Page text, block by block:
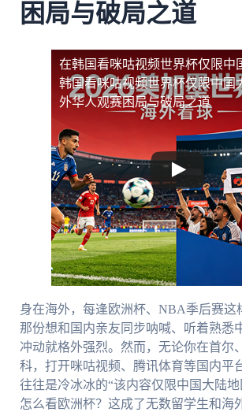
困局与破局之道
在韩国看咪咕视频世界杯仅限中
韩国看咪咕视频世界杯仅限中国
外华人观赛困局与破局之道
身在海外，每逢欧洲杯、NBA季后赛这
那份想和国内亲友同步呐喊、听着熟悉
冲动就格外强烈。然而，无论你在首尔
科，打开咪咕视频、腾讯体育等国内平
往往是冷冰冰的“该内容仅限中国大陆
怎么看欧洲杯？这成了无数留学生和海